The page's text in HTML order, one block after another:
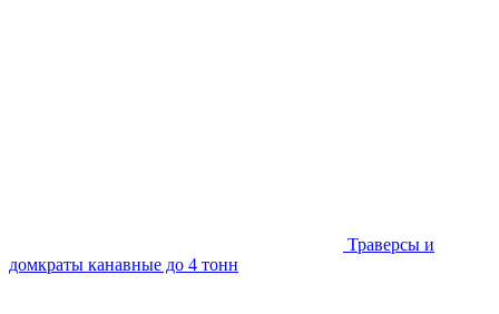
Траверсы и
домкраты канавные до 4 тонн